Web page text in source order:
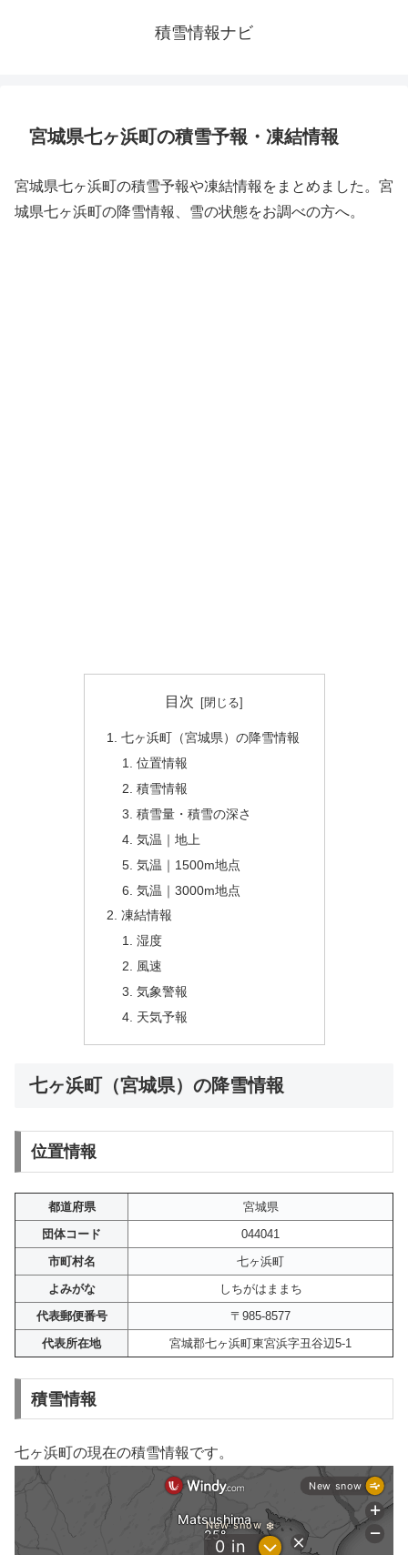
積雪情報ナビ
宮城県七ヶ浜町の積雪予報・凍結情報
宮城県七ヶ浜町の積雪予報や凍結情報をまとめました。宮
城県七ヶ浜町の降雪情報、雪の状態をお調べの方へ。
目次
七ヶ浜町（宮城県）の降雪情報
位置情報
積雪情報
積雪量・積雪の深さ
気温｜地上
気温｜1500m地点
気温｜3000m地点
凍結情報
湿度
風速
気象警報
天気予報
七ヶ浜町（宮城県）の降雪情報
位置情報
都道府県
宮城県
団体コード
044041
市町村名
七ヶ浜町
よみがな
しちがはままち
代表郵便番号
〒985-8577
代表所在地
宮城郡七ヶ浜町東宮浜字丑谷辺5-1
積雪情報
七ヶ浜町の現在の積雪情報です。